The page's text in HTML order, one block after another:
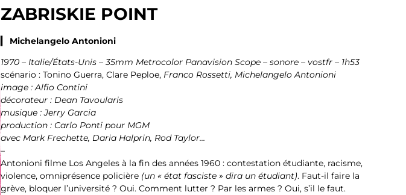
ZABRISKIE POINT
▎ Michelangelo Antonioni
1970 – Italie/États-Unis – 35mm Metrocolor Panavision Scope – sonore – vostfr – 1h53
scénario : Tonino Guerra, Clare Peploe, Franco Rossetti, Michelangelo Antonioni
image : Alfio Contini
décorateur : Dean Tavoularis
musique : Jerry Garcia
production : Carlo Ponti pour MGM
avec Mark Frechette, Daria Halprin, Rod Taylor…
–
Antonioni filme Los Angeles à la fin des années 1960 : contestation étudiante, racisme,
violence, omniprésence policière (un « état fasciste » dira un étudiant). Faut-il faire la
grève, bloquer l’université ? Oui. Comment lutter ? Par les armes ? Oui, s’il le faut.